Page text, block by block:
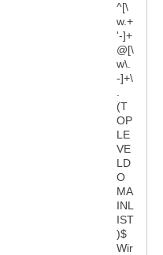
^[\
w.+
'-]+
@[\
w\.
-]+\
(T
OP
LE
VE
LD
O
MA
INL
IST
)$
Wir